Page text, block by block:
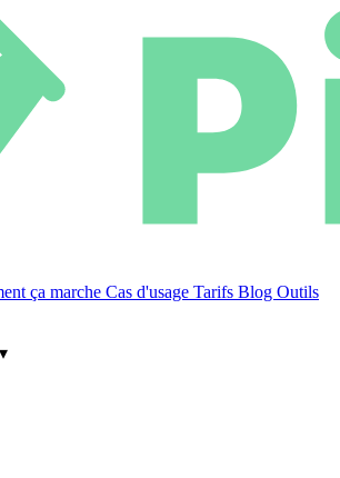
ça marche Cas d'usage Tarifs Blog Outils
▾